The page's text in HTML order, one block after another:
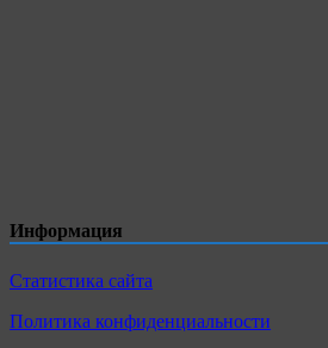
Информация
Статистика сайта
Политика конфиденциальности